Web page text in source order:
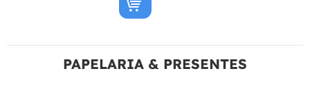
PAPELARIA & PRESENTES